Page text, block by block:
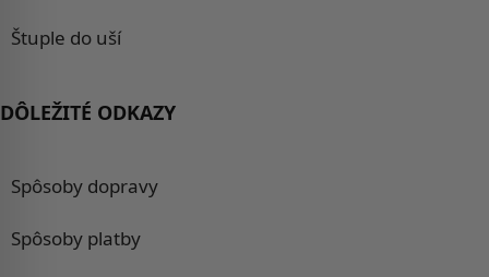
Štuple do uší
DÔLEŽITÉ ODKAZY
Spôsoby dopravy
Spôsoby platby